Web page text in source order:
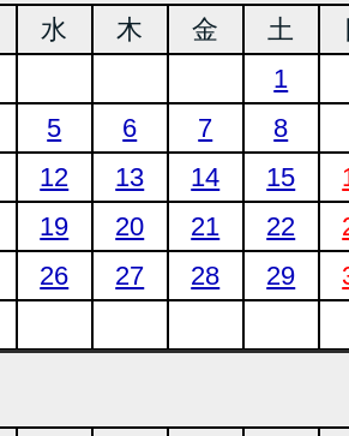
水 木 金 土
1
5 6 7
8
12 13 14 15
19 20 21 22
26 27 28 29